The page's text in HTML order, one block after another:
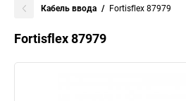
Кабель ввода Fortisflex 87979
Fortisflex 87979